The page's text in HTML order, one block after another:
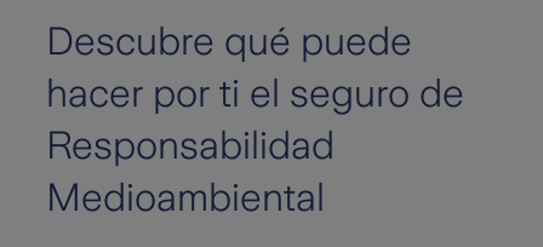
Descubre qué puede
hacer por ti el seguro de
Responsabilidad
Medioambiental